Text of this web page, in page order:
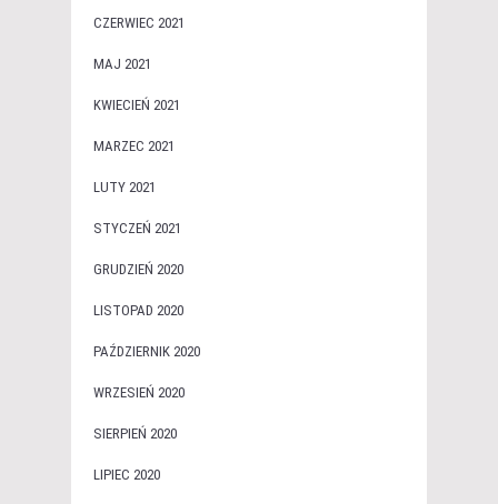
CZERWIEC 2021
MAJ 2021
KWIECIEŃ 2021
MARZEC 2021
LUTY 2021
STYCZEŃ 2021
GRUDZIEŃ 2020
LISTOPAD 2020
PAŹDZIERNIK 2020
WRZESIEŃ 2020
SIERPIEŃ 2020
LIPIEC 2020